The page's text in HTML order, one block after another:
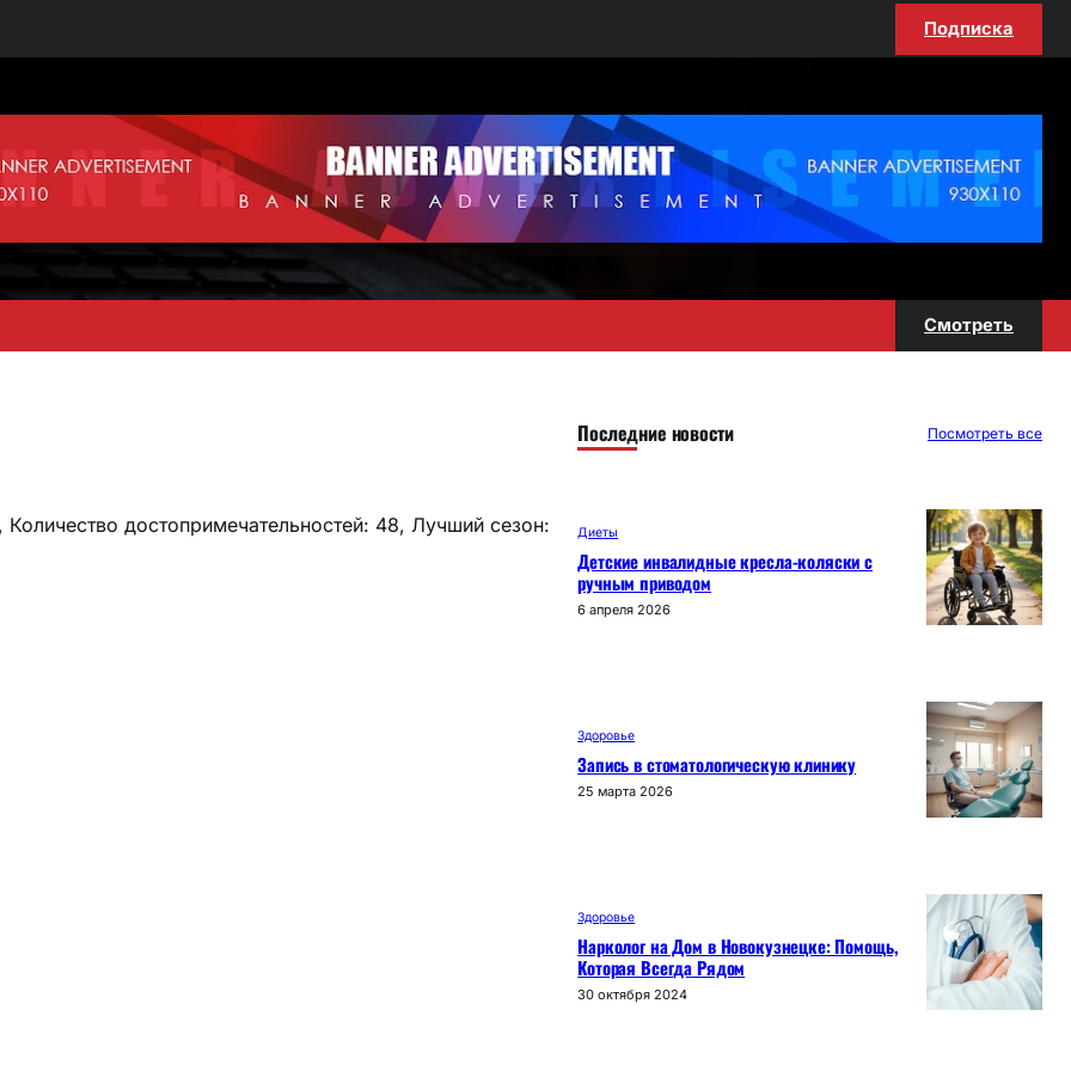
Подписка
Смотреть
достопримечательностей: 48, Лучший сезон:
Последние новости Посмотреть все
Диеты
Детские инвалидные кресла-коляски с
ручным приводом
6 апреля 2026
Здоровье
Запись в стоматологическую клинику
25 марта 2026
Здоровье
Нарколог на Дом в Новокузнецке: Помощь,
Которая Всегда Рядом
30 октября 2024